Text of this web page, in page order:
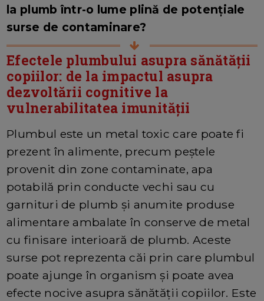
la plumb într-o lume plină de potențiale
surse de contaminare?
Efectele plumbului asupra sănătății
copiilor: de la impactul asupra
dezvoltării cognitive la
vulnerabilitatea imunității
Plumbul este un metal toxic care poate fi
prezent în alimente, precum peștele
provenit din zone contaminate, apa
potabilă prin conducte vechi sau cu
garnituri de plumb și anumite produse
alimentare ambalate în conserve de metal
cu finisare interioară de plumb. Aceste
surse pot reprezenta căi prin care plumbul
poate ajunge în organism și poate avea
efecte nocive asupra sănătății copiilor. Este